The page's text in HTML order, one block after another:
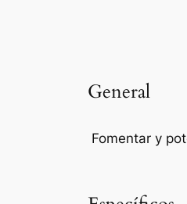
General
Fomentar y